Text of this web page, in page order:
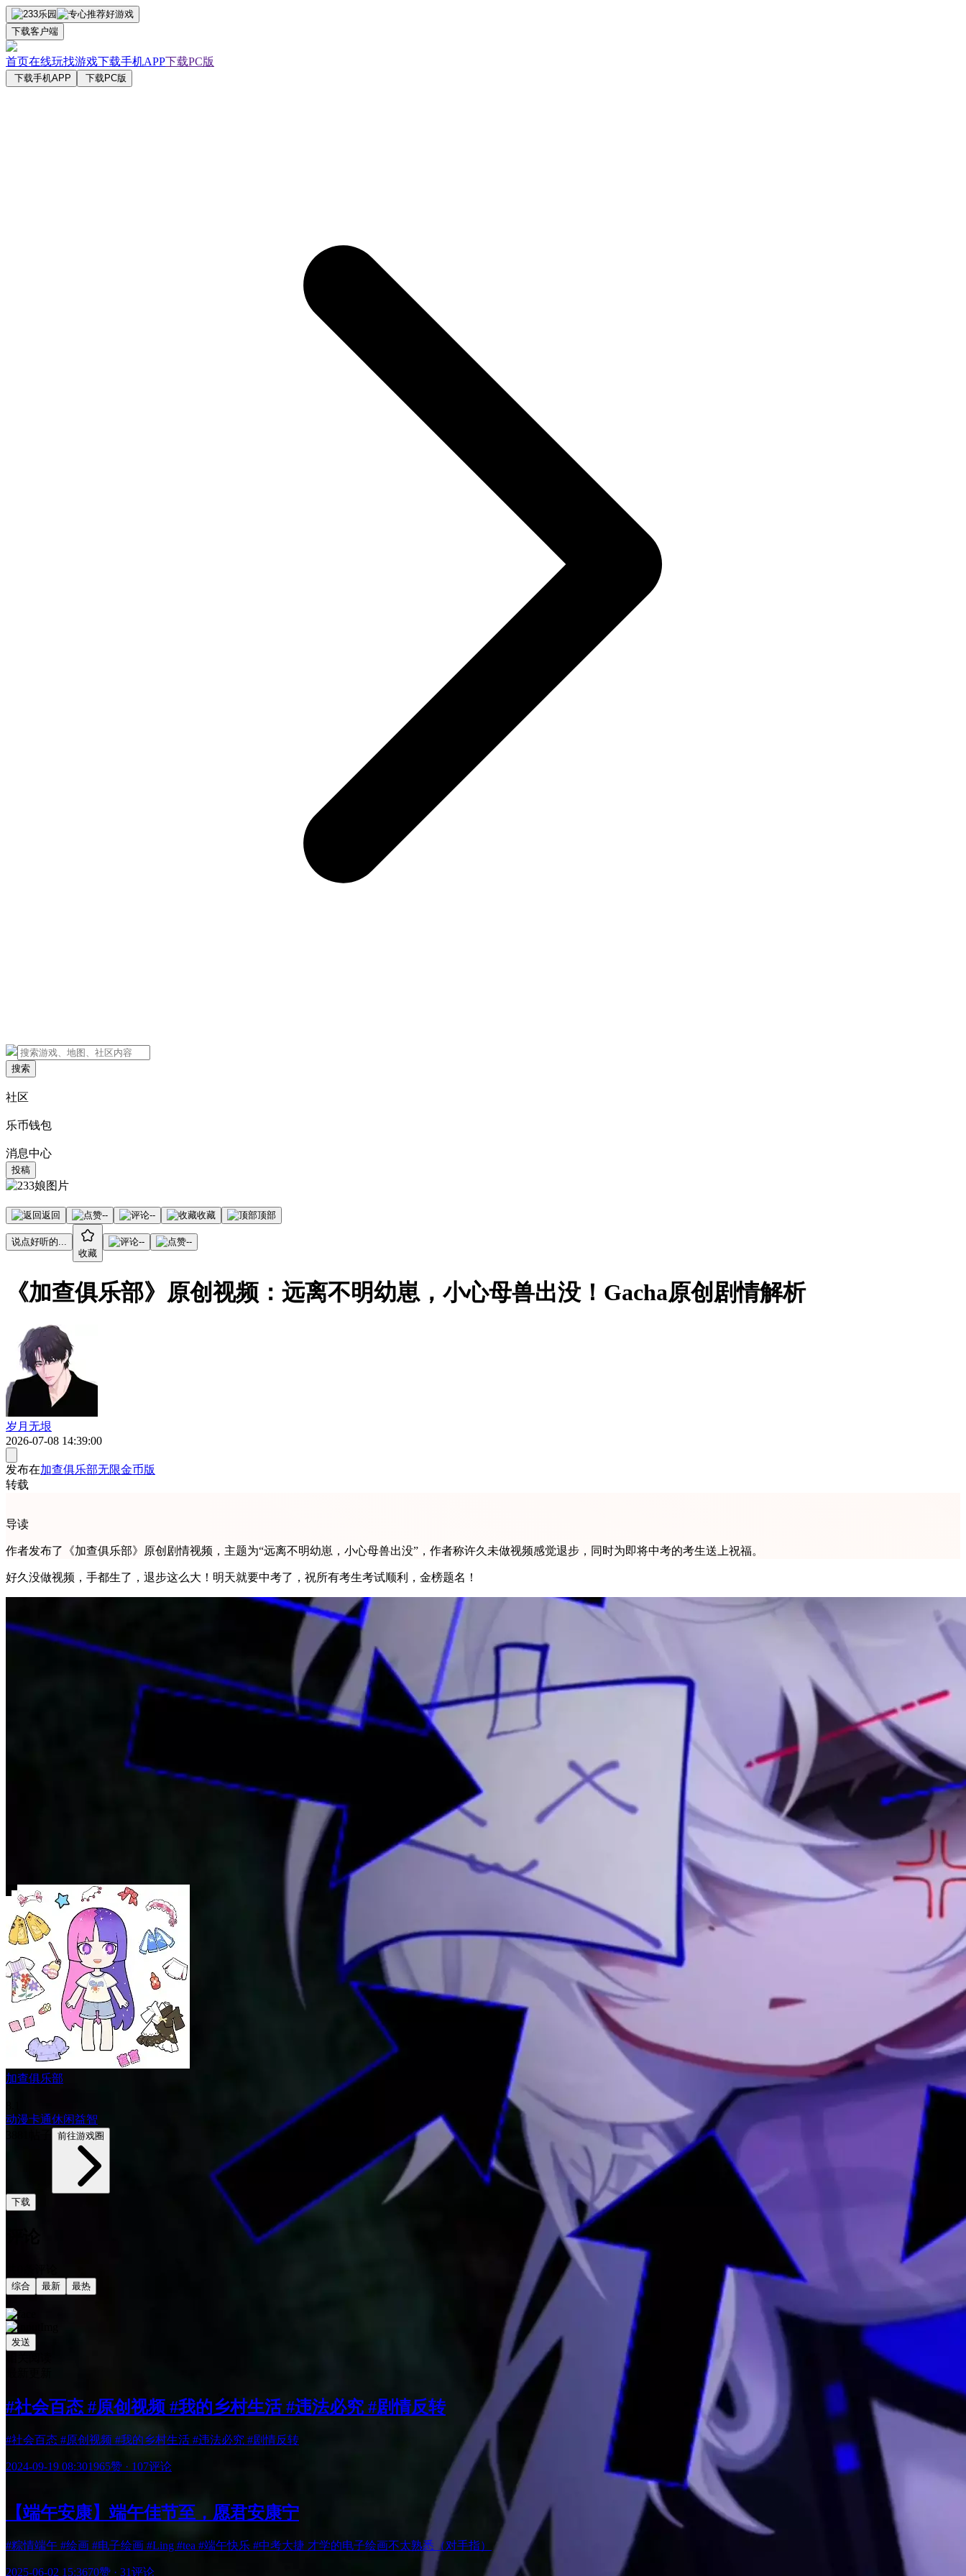
下载客户端
首页在线玩找游戏下载手机APP下载PC版
下载手机APP 下载PC版
搜索
社区
乐币钱包
消息中心
投稿
返回 -- -- 收藏 顶部
说点好听的...
收藏
-- --
《加查俱乐部》原创视频：远离不明幼崽，小心母兽出没！Gacha原创剧情解析
岁月无垠
2026-07-08 14:39:00
发布在加查俱乐部无限金币版
转载
导读
作者发布了《加查俱乐部》原创剧情视频，主题为“远离不明幼崽，小心母兽出没”，作者称许久未做视频感觉退步，同时为即将中考的考生送上祝福。
好久没做视频，手都生了，退步这么大！明天就要中考了，祝所有考生考试顺利，金榜题名！
加查俱乐部
动漫卡通休闲益智
前往游戏圈
下载
综合 最新 最热
发送
#社会百态 #原创视频 #我的乡村生活 #违法必究 #剧情反转
#社会百态 #原创视频 #我的乡村生活 #违法必究 #剧情反转
2024-09-19 08:301965赞 · 107评论
【端午安康】端午佳节至，愿君安康宁
#粽情端午 #绘画 #电子绘画 #Ling #tea #端午快乐 #中考大捷 才学的电子绘画不太熟悉（对手指）
2025-06-02 15:3670赞 · 31评论